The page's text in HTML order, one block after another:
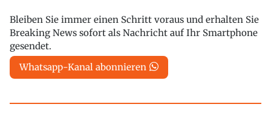
Bleiben Sie immer einen Schritt voraus und erhalten Sie
Breaking News sofort als Nachricht auf Ihr Smartphone
gesendet.
Whatsapp-Kanal abonnieren